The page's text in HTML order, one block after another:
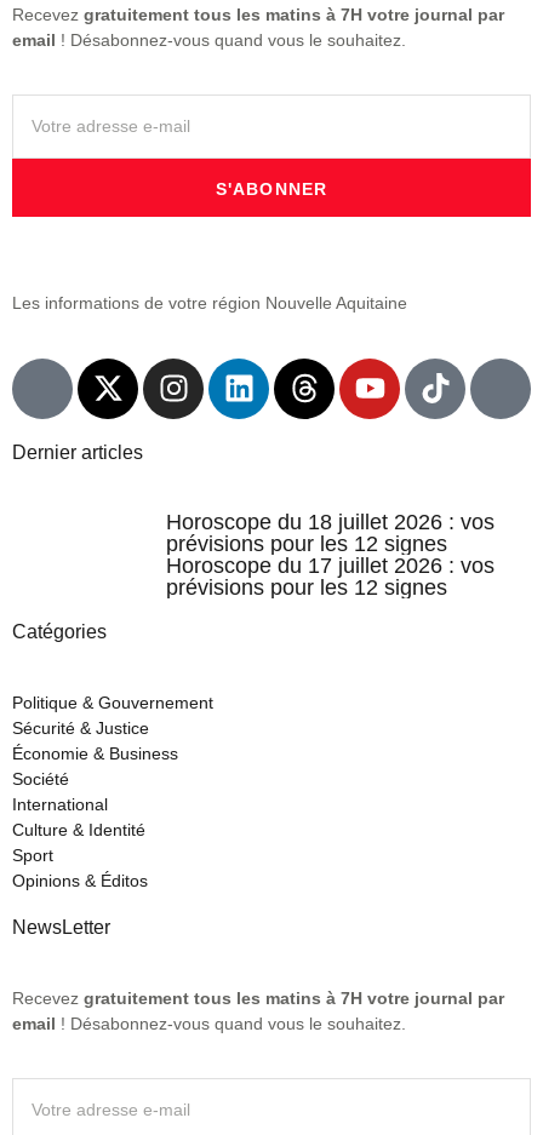
Recevez gratuitement tous les matins à 7H votre journal par
email ! Désabonnez-vous quand vous le souhaitez.
S'ABONNER
Les informations de votre région Nouvelle Aquitaine
Dernier articles
Horoscope du 18 juillet 2026 : vos
prévisions pour les 12 signes
Horoscope du 17 juillet 2026 : vos
prévisions pour les 12 signes
Catégories
Politique & Gouvernement
Sécurité & Justice
Économie & Business
Société
International
Culture & Identité
Sport
Opinions & Éditos
NewsLetter
Recevez gratuitement tous les matins à 7H votre journal par
email ! Désabonnez-vous quand vous le souhaitez.